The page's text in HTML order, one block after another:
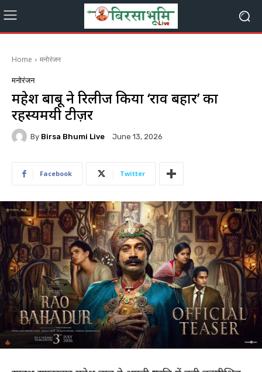
Home मनोरंजन
मनोरंजन
महेश बाबू ने रिलीज किया ‘राव बहादुर’ का
रहस्यमयी टीज़र
By Birsa Bhumi Live June 13, 2026
Facebook Twitter